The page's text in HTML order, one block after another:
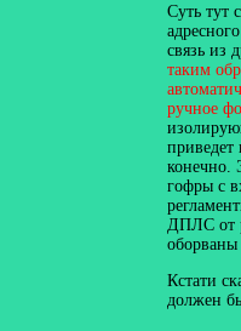
Суть тут
связь из
таким
ручное
приведет
конечно.
гофры с
ДПЛС от
оборваны
Кстати
должен